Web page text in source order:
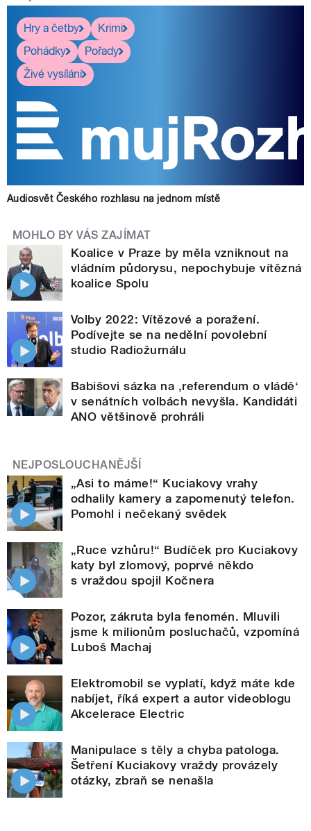
Hry a četby
Krimi
Pohádky
Pořady
Živé vysílání
Audiosvět Českého rozhlasu na jednom místě
MOHLO BY VÁS ZAJÍMAT
Koalice v Praze by měla vzniknout na
vládním půdorysu, nepochybuje vítězná
koalice Spolu
Volby 2022: Vítězové a poražení.
Podívejte se na nedělní povolební
studio Radiožurnálu
Babišovi sázka na ‚referendum o vládě‘
v senátních volbách nevyšla. Kandidáti
ANO většinově prohráli
NEJPOSLOUCHANĚJŠÍ
„Asi to máme!“ Kuciakovy vrahy
odhalily kamery a zapomenutý telefon.
Pomohl i nečekaný svědek
„Ruce vzhůru!“ Budíček pro Kuciakovy
katy byl zlomový, poprvé někdo
s vraždou spojil Kočnera
Pozor, zákruta byla fenomén. Mluvili
jsme k milionům posluchačů, vzpomíná
Luboš Machaj
Elektromobil se vyplatí, když máte kde
nabíjet, říká expert a autor videoblogu
Akcelerace Electric
Manipulace s těly a chyba patologa.
Šetření Kuciakovy vraždy provázely
otázky, zbraň se nenašla